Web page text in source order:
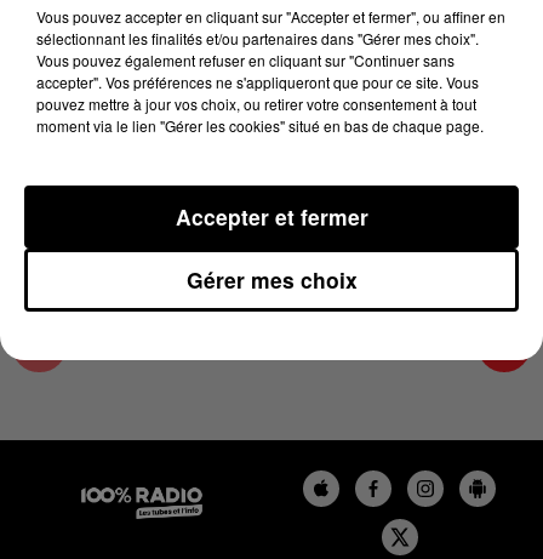
22 août 2024 - 2 min 23 sec
LES INFOS DU TARN ET GARONNE DU
22/08/2024 À 12H00
Podcasts infos du Tarn et Garonne
Vous pouvez accepter en cliquant sur "Accepter et fermer", ou affiner en
sélectionnant les finalités et/ou partenaires dans "Gérer mes choix".
Vous pouvez également refuser en cliquant sur "Continuer sans
accepter". Vos préférences ne s'appliqueront que pour ce site. Vous
pouvez mettre à jour vos choix, ou retirer votre consentement à tout
moment via le lien "Gérer les cookies" situé en bas de chaque page.
Gérer mes choix
Accepter et fermer